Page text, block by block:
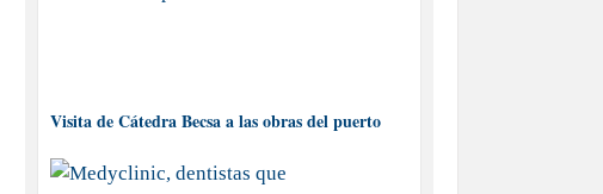
Visita de Cátedra Becsa a las obras del puerto